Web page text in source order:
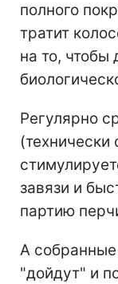
полного
тратит
на то, чтобы
Регулярно
завязи и
партию
А
"дойдут" и